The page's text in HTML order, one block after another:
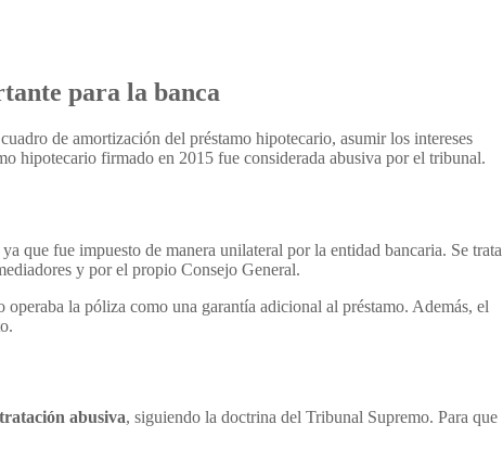
para la banca
de amortización del préstamo hipotecario, asumir los intereses
hipotecario firmado en 2015 fue considerada abusiva por el tribunal.
que fue impuesto de manera unilateral por la entidad bancaria. Se trata
y por el propio Consejo General.
la póliza como una garantía adicional al préstamo. Además, el
abusiva, siguiendo la doctrina del Tribunal Supremo. Para que